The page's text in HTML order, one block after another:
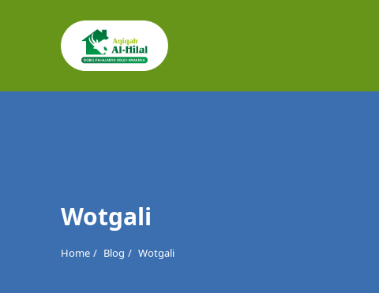
Cari
Wotgali
Home Blog Wotgali